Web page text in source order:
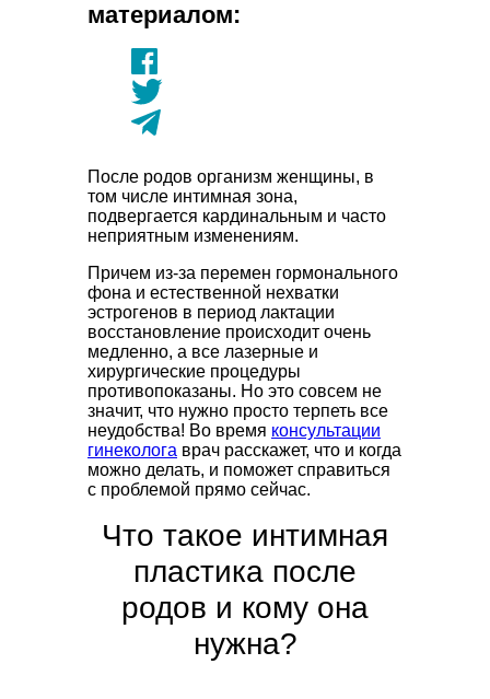
материалом:
После родов организм женщины, в
том числе интимная зона,
подвергается кардинальным и часто
неприятным изменениям.
Причем из-за перемен гормонального
фона и естественной нехватки
эстрогенов в период лактации
восстановление происходит очень
медленно, а все лазерные и
хирургические процедуры
противопоказаны. Но это совсем не
значит, что нужно просто терпеть все
неудобства! Во время консультации
гинеколога врач расскажет, что и когда
можно делать, и поможет справиться
с проблемой прямо сейчас.
Что такое интимная
пластика после
родов и кому она
нужна?